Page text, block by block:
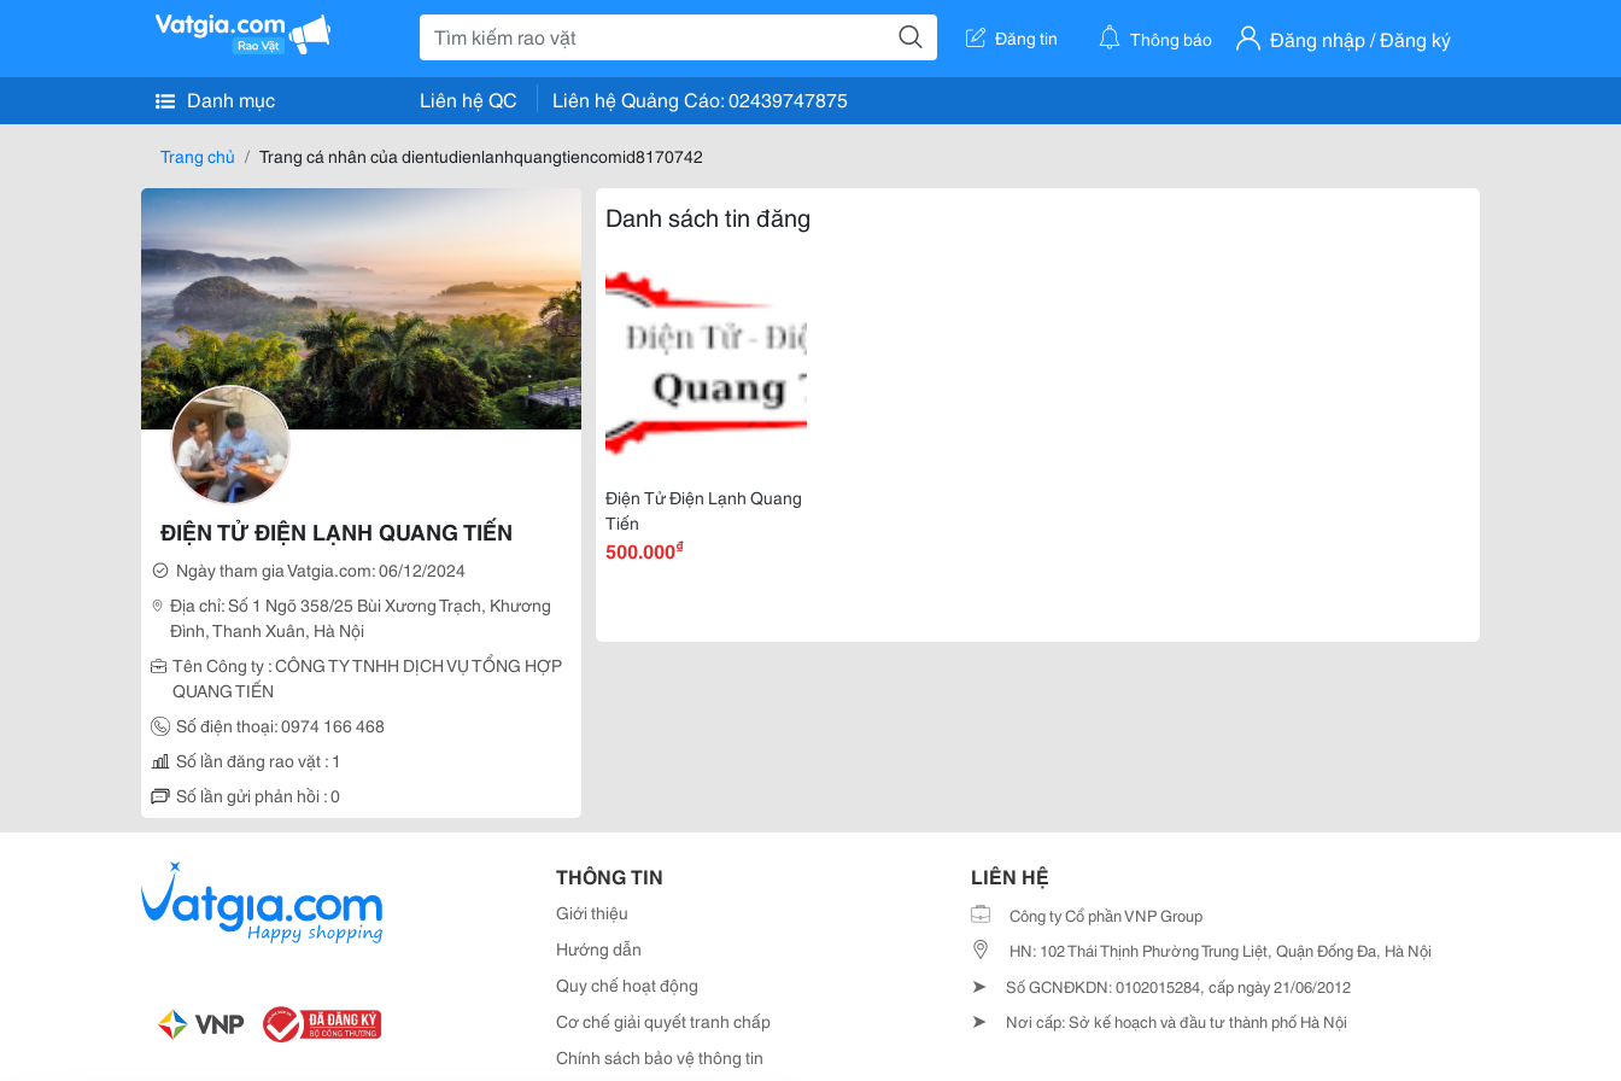
Đăng tin Thông báo Đăng nhập / Đăng ký
Danh mục Liên hệ QC Liên hệ Quảng Cáo: 02439747875
Trang chủ Trang cá nhân của dientudienlanhquangtiencomid8170742
ĐIỆN TỬ ĐIỆN LẠNH QUANG TIẾN
Ngày tham gia Vatgia.com: 06/12/2024
Địa chỉ: Số 1 Ngõ 358/25 Bùi Xương Trạch, Khương
Đình, Thanh Xuân, Hà Nội
Tên Công ty : CÔNG TY TNHH DỊCH VỤ TỔNG HỢP
QUANG TIẾN
Số điện thoại: 0974 166 468
Số lần đăng rao vặt : 1
Số lần gửi phản hồi : 0
Danh sách tin đăng
Điện Tử Điện Lạnh Quang
Tiến
500.000₫
THÔNG TIN
Giới thiệu
Hướng dẫn
Quy chế hoạt động
Cơ chế giải quyết tranh chấp
Chính sách bảo vệ thông tin
LIÊN HỆ
Công ty Cổ phần VNP Group
HN: 102 Thái Thịnh Phường Trung Liệt, Quận Đống Đa, Hà Nội
➤ Số GCNĐKDN: 0102015284, cấp ngày 21/06/2012
➤ Nơi cấp: Sở kế hoạch và đầu tư thành phố Hà Nội